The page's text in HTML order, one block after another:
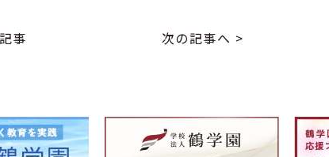
事 次の記事へ >